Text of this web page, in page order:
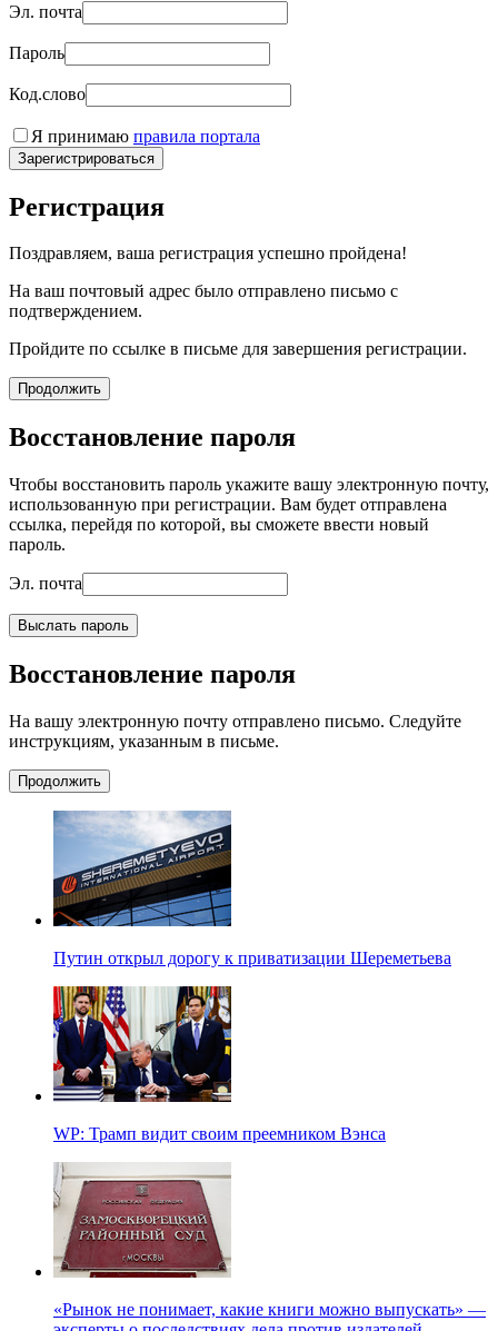
Эл. почта
Пароль
Код.слово
Я принимаю правила портала
Зарегистрироваться
Регистрация
Поздравляем, ваша регистрация успешно пройдена!
На ваш почтовый адрес было отправлено письмо с
подтверждением.
Пройдите по ссылке в письме для завершения регистрации.
Продолжить
Восстановление пароля
Чтобы восстановить пароль укажите вашу электронную почту,
использованную при регистрации. Вам будет отправлена
ссылка, перейдя по которой, вы сможете ввести новый
пароль.
Эл. почта
Выслать пароль
Восстановление пароля
На вашу электронную почту отправлено письмо. Следуйте
инструкциям, указанным в письме.
Продолжить
Путин открыл дорогу к приватизации Шереметьева
WP: Трамп видит своим преемником Вэнса
«Рынок не понимает, какие книги можно выпускать» —